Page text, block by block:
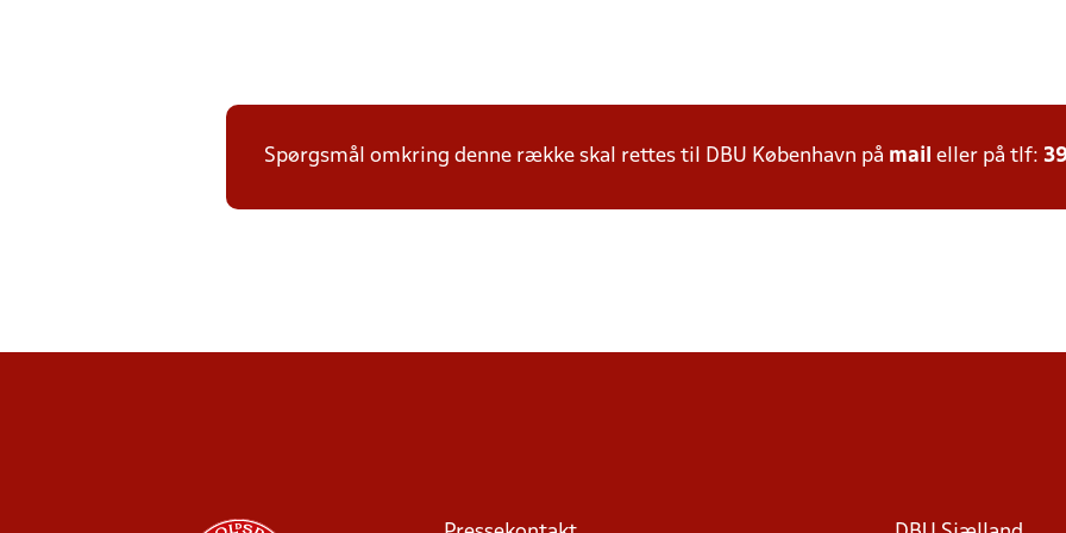
Spørgsmål omkring denne række skal rettes til DBU København på mail eller på tlf: